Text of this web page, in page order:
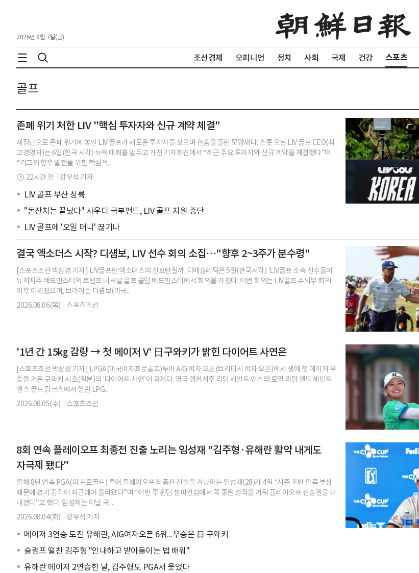
2026년 8월 7일(금)
조선경제 오피니언 정치 사회 국제 건강 스포츠
골프
존폐 위기 처한 LIV "핵심 투자자와 신규 계약 체결"
재정난으로 존폐 위기에 놓인 LIV 골프가 새로운 투자자를 찾으며 한숨을 돌린 모양새다. 스콧 오닐 LIV 골프 CEO(최
고경영자)는 6일(한국 시각) 뉴욕 대회를 앞두고 가진 기자회견에서 “최근 주요 투자자와 신규 계약을 체결했다”며
“리그의 향후 발전을 위한 핵심적...
22시간 전
강우석 기자
LIV 골프 부산 상륙
"돈잔치는 끝났다" 사우디 국부펀드, LIV 골프 지원 중단
LIV 골프에 '오일 머니' 끊기나
결국 엑소더스 시작? 디섐보, LIV 선수 회의 소집…"향후 2~3주가 분수령"
[스포츠조선 박상경 기자] LIV골프판 엑소더스의 신호탄일까. 디애슬레틱은 5일(한국시각) 'LIV골프 소속 선수들이
뉴저지주 베드민스터의 트럼프 내셔널 골프 클럽 베드민스터에서 회의를 가졌다. 이번 회의는 LIV골프 수뇌부 회의
이후 이뤄졌으며, 브라이슨 디섐보(미국...
2026.08.06(목)
스포츠조선
'1년 간 15㎏ 감량 → 첫 메이저 V' 日구와키가 밝힌 다이어트 사연은
[스포츠조선 박상경 기자] LPGA(미국여자프로골프)투어 AIG 여자 오픈(브리티시 여자 오픈)에서 생애 첫 메이저 우
승을 거둔 구와키 시호(일본)의 '다이어트 사연'이 화제다. 영국 랭커셔주 리덤 세인트 앤스의 로열 리덤 앤드 세인트
앤스 골프 링크스에서 열린 LPG...
2026.08.05(수)
스포츠조선
8회 연속 플레이오프 최종전 진출 노리는 임성재 "김주형·유해란 활약 내게도
자극제 됐다"
올해 8년 연속 PGA(미 프로골프) 투어 플레이오프 최종전 진출을 겨냥하는 임성재(28)가 4일 “시즌 초반 팔목 부상
때문에 경기 감각이 최근에야 올라왔다”며 “이번 주 윈덤 챔피언십에서 꼭 좋은 성적을 거둬 플레이오프 진출권을 따
내겠다”고 했다. 임성재는 이날 국...
2026.08.04(화)
강우석 기자
메이저 3연승 도전 유해란, AIG여자오픈 6위...우승은 日 구와키
슬럼프 떨친 김주형 "인내하고 받아들이는 법 배워"
유해란 메이저 2연승한 날, 김주형도 PGA서 웃었다